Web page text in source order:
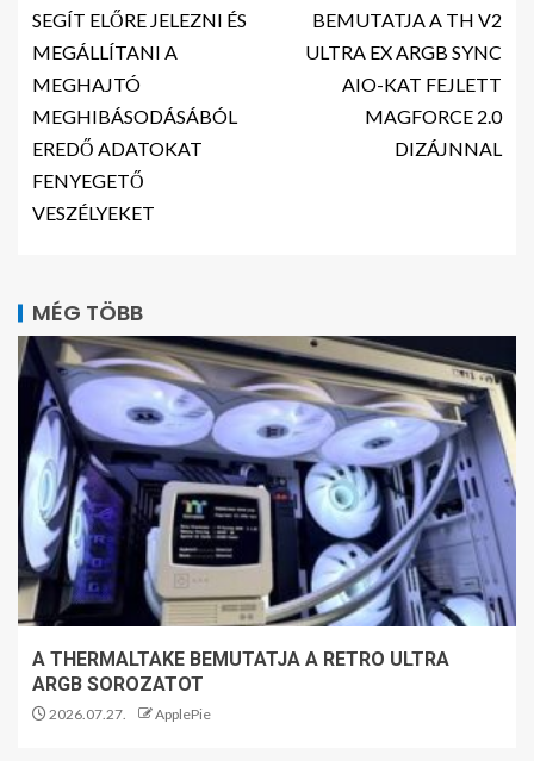
SEGÍT ELŐRE JELEZNI ÉS
MEGÁLLÍTANI A
MEGHAJTÓ
MEGHIBÁSODÁSÁBÓL
EREDŐ ADATOKAT
FENYEGETŐ
VESZÉLYEKET
BEMUTATJA A TH V2
ULTRA EX ARGB SYNC
AIO-KAT FEJLETT
MAGFORCE 2.0
DIZÁJNNAL
MÉG TÖBB
A THERMALTAKE BEMUTATJA A RETRO ULTRA
ARGB SOROZATOT
2026.07.27. ApplePie